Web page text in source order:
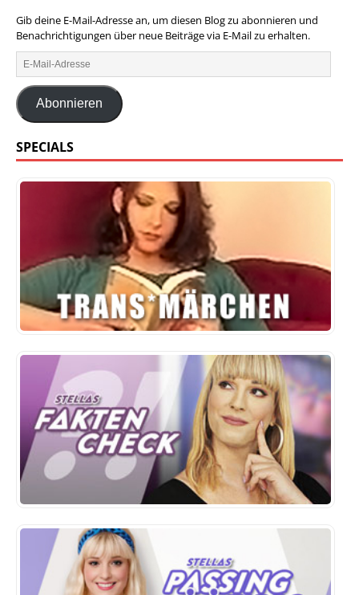
Gib deine E-Mail-Adresse an, um diesen Blog zu abonnieren und
Benachrichtigungen über neue Beiträge via E-Mail zu erhalten.
Abonnieren
SPECIALS